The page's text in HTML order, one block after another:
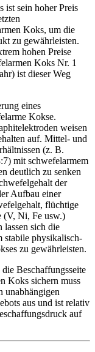
ist sein hoher Preis
Koks, um die
zu gewährleisten.
hohen Preise
Koks Nr. 1
ist dieser Weg
eines
Kokse.
weisen
auf. Mittel- und
(z. B.
mit schwefelarmem
deutlich zu senken
der
Aufbau einer
flüchtige
(V, Ni, Fe usw.)
sich die
stabile physikalisch-
zu gewährleisten.
Beschaffungsseite
Koks sichern muss
unabhängigen
aus und ist relativ
auf